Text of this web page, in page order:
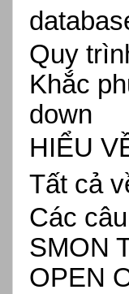
Quy
Khắc
down
HIỂU
Tất cả
Các
SMON
OPEN